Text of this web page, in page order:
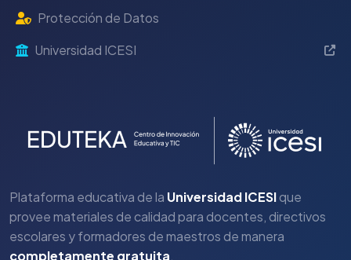
Protección de Datos
Universidad ICESI
Plataforma educativa de la Universidad ICESIque
provee materiales de calidad para docentes, directivos
escolares y formadores de maestros de manera
completamente gratuita.